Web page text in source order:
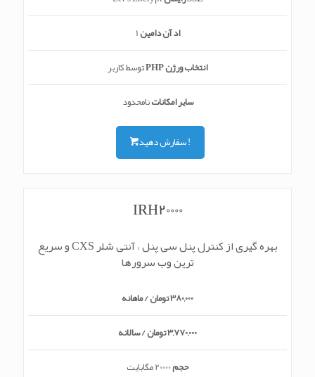
اد آن دامین
انتخاب ورژن PHP
توسط کاربر
سایر امکاناتنامحدود
سفارش دهید !
IRH20000
بهره گیری از کنترل پنل سی پنل ، آنتی شلر CXS و سریع
ترین وب سرورها
380,000 تومان / ماهانه
3,770,000 تومان / سالانه
حجم20000 مگابایت